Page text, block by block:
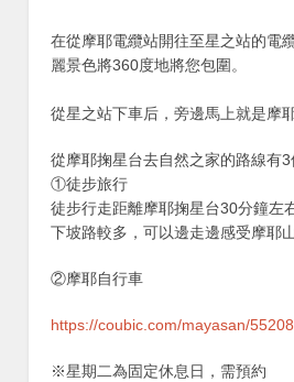
在從摩耶電纜站開往至星之站的電
麗景色將360度地將您包圍。
從星之站下車后，旁邊馬上就是摩
從摩耶掬星台去自然之家的路線有3
①徒步旅行
徒步行走距離摩耶掬星台30分鐘左
下坡路較多，可以邊走邊感受摩耶
②摩耶自行車
https://coubic.com/mayasan/
※星期二為固定休息日，需預約